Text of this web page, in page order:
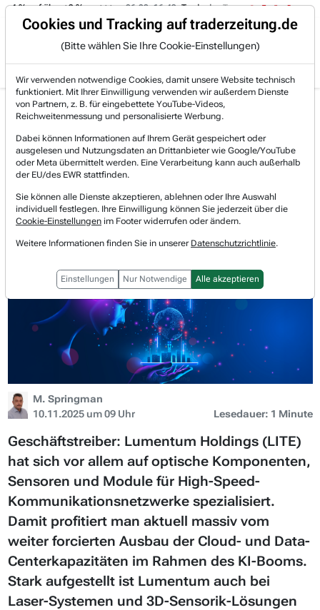
Trading-Room
% auf über +3 %. 06.08. 16:49 Trade des Tages 06.08.
Gratis Account Login
Jetzt registrieren und gratis Artikel lesen.
Bereits bei TraderFox registriert? Jetzt anmelden!
Home Lists & Rankings
Akkumulation
Lumentum - KI-Boom schiebt Wachstum an!
Lumentum Holdings Watchlist
Lumentum - KI-Boom schiebt
Wachstum an!
M. Springman
10.11.2025 um 09 Uhr
Lesedauer: 1 Minute
Geschäftstreiber: Lumentum Holdings (LITE)
hat sich vor allem auf optische Komponenten,
Sensoren und Module für High-Speed-
Kommunikationsnetzwerke spezialisiert.
Damit profitiert man aktuell massiv vom
weiter forcierten Ausbau der Cloud- und Data-
Centerkapazitäten im Rahmen des KI-Booms.
Stark aufgestellt ist Lumentum auch bei
Laser-Systemen und 3D-Sensorik-Lösungen
Cookies und Tracking auf traderzeitung.de
(Bitte wählen Sie Ihre Cookie-Einstellungen)
Wir verwenden notwendige Cookies, damit unsere Website technisch
funktioniert. Mit Ihrer Einwilligung verwenden wir außerdem Dienste
von Partnern, z. B. für eingebettete YouTube-Videos,
Reichweitenmessung und personalisierte Werbung.
Dabei können Informationen auf Ihrem Gerät gespeichert oder
ausgelesen und Nutzungsdaten an Drittanbieter wie Google/YouTube
oder Meta übermittelt werden. Eine Verarbeitung kann auch außerhalb
der EU/des EWR stattfinden.
Sie können alle Dienste akzeptieren, ablehnen oder Ihre Auswahl
individuell festlegen. Ihre Einwilligung können Sie jederzeit über die
Cookie-Einstellungen im Footer widerrufen oder ändern.
Weitere Informationen finden Sie in unserer Datenschutzrichtlinie.
Einstellungen Nur Notwendige Alle akzeptieren